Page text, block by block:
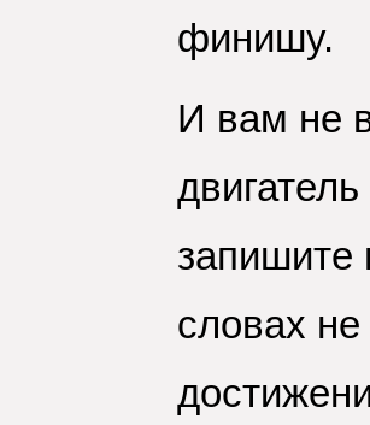
финишу.
И вам не
запишите
словах